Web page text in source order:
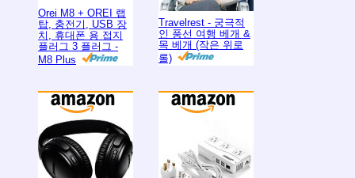
Orei M8 + OREI 랩
탑, 충전기, USB 장
치, 휴대폰 용 접지
플러그 3 플러그 -
M8 Plus
Travelrest - 궁극적
인 풍선 여행 베개 &
목 베개 (작은 위로
롤)